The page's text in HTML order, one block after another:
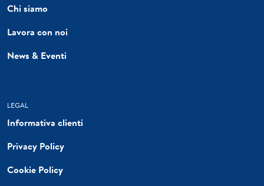
Chi siamo
Lavora con noi
News & Eventi
LEGAL
Informativa clienti
Privacy Policy
Cookie Policy